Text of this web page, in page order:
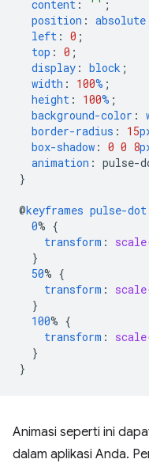
content : '' ;
position : absolute
left : 0 ;
top : 0 ;
display : block ;
width : 100% ;
height : 100% ;
background-color :
border-radius : 15
box-shadow : 0 0 8
animation : pulse-
}
@keyframes pulse-dot
0% {
transform : scale
}
50% {
transform : scale
}
100% {
transform : scale
}
}
Animasi seperti ini
dalam aplikasi Anda.